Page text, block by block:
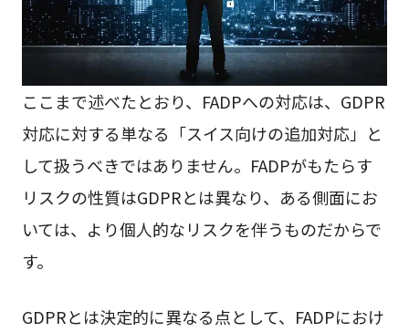
ここまで述べたとおり、FADPへの対応は、GDPR
対応に対する単なる「スイス向けの追加対応」と
して扱うべきではありません。FADPがもたらす
リスクの性質はGDPRとは異なり、ある側面にお
いては、より個人的なリスクを伴うものだからで
す。
GDPRとは決定的に異なる点として、FADPにおけ